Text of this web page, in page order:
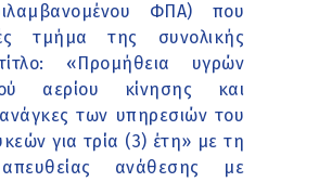
ΦΠΑ) που
τμήμα της συνολικής
«Προμήθεια υγρών
αερίου κίνησης και
των υπηρεσιών του
για τρία (3) έτη» με τη
ανάθεσης με